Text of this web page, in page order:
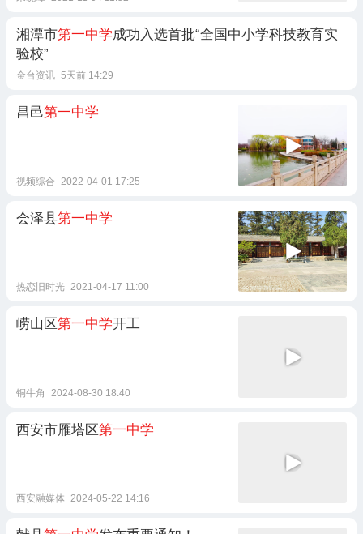
湘潭市第一中学成功入选首批“全国中小学科技教育实
验校”
金台资讯 5天前 14:29
昌邑第一中学
视频综合 2022-04-01 17:25
会泽县第一中学
热恋旧时光 2021-04-17 11:00
崂山区第一中学开工
铜牛角 2024-08-30 18:40
西安市雁塔区第一中学
西安融媒体 2024-05-22 14:16